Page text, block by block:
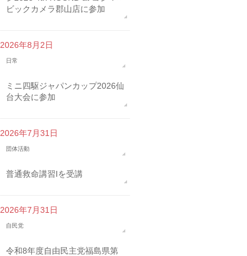
ビックカメラ郡山店に参加
2026年8月2日
日常
ミニ四駆ジャパンカップ2026仙
台大会に参加
2026年7月31日
団体活動
普通救命講習Iを受講
2026年7月31日
自民党
令和8年度自由民主党福島県第